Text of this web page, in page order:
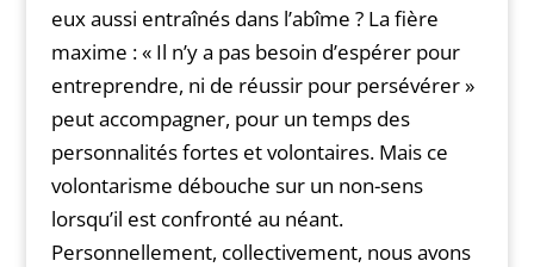
eux aussi entraînés dans l’abîme ? La fière
maxime : « Il n’y a pas besoin d’espérer pour
entreprendre, ni de réussir pour persévérer »
peut accompagner, pour un temps des
personnalités fortes et volontaires. Mais ce
volontarisme débouche sur un non-sens
lorsqu’il est confronté au néant.
Personnellement, collectivement, nous avons